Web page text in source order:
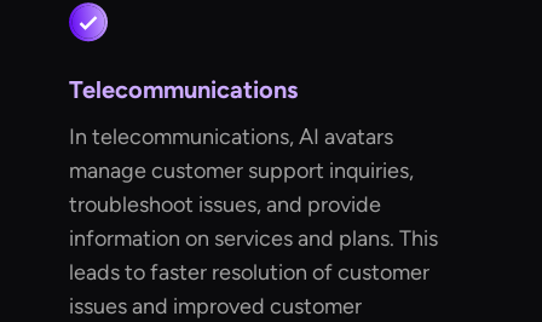
Telecommunications
In telecommunications, AI avatars
manage customer support inquiries,
troubleshoot issues, and provide
information on services and plans. This
leads to faster resolution of customer
issues and improved customer